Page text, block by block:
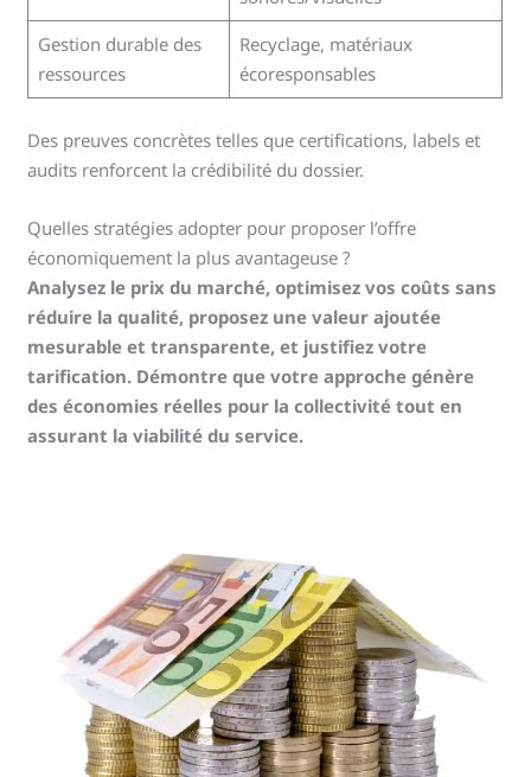
Gestion durable des
ressources
Recyclage, matériaux
écoresponsables
Des preuves concrètes telles que certifications, labels et
audits renforcent la crédibilité du dossier.
Quelles stratégies adopter pour proposer l’offre
économiquement la plus avantageuse ?
Analysez le prix du marché, optimisez vos coûts sans
réduire la qualité, proposez une valeur ajoutée
mesurable et transparente, et justifiez votre
tarification. Démontre que votre approche génère
des économies réelles pour la collectivité tout en
assurant la viabilité du service.